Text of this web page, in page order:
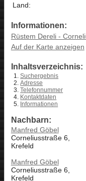
Land:
Informationen:
Rüstem Dereli -
Auf der Karte anzeigen
Inhaltsverzeichnis:
Suchergebnis
Adresse
Telefonnummer
Kontaktdaten
Informationen
Nachbarn:
Manfred Göbel
Corneliusstraße 6,
Krefeld
Manfred Göbel
Corneliusstraße 6,
Krefeld